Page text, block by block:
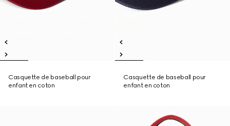
Casquette de baseball pour
enfant en coton
Casquette de baseball pour
enfant en coton